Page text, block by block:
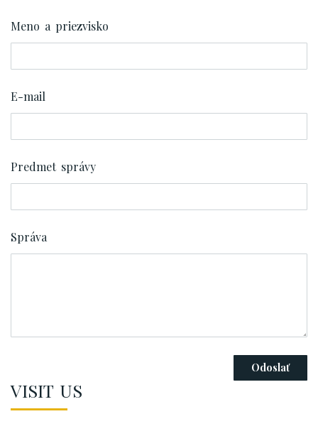
Meno a priezvisko
E-mail
Predmet správy
Správa
VISIT US